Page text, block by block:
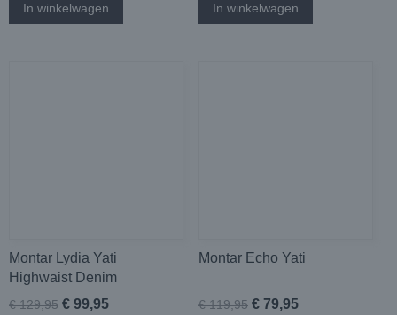
In winkelwagen In winkelwagen
Montar Lydia Yati
Highwaist Denim
€ 129,95 € 99,95
Montar Echo Yati
€ 119,95 € 79,95